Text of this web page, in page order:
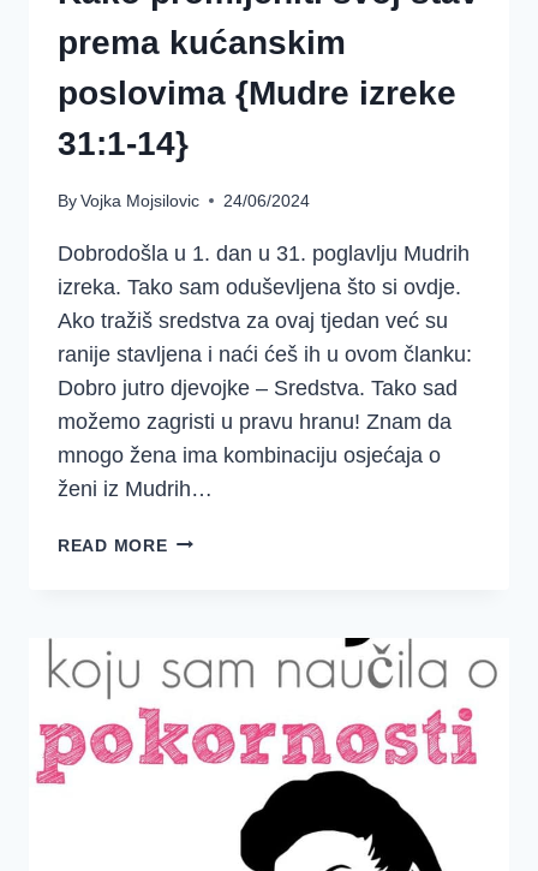
prema kućanskim
poslovima {Mudre izreke
31:1-14}
ByVojka Mojsilovic 24/06/2024
Dobrodošla u 1. dan u 31. poglavlju Mudrih
izreka. Tako sam oduševljena što si ovdje.
Ako tražiš sredstva za ovaj tjedan već su
ranije stavljena i naći ćeš ih u ovom članku:
Dobro jutro djevojke – Sredstva. Tako sad
možemo zagristi u pravu hranu! Znam da
mnogo žena ima kombinaciju osjećaja o
ženi iz Mudrih…
READ MOREKAKO
KUĆANSKIM
{MUDRE
IZREKE